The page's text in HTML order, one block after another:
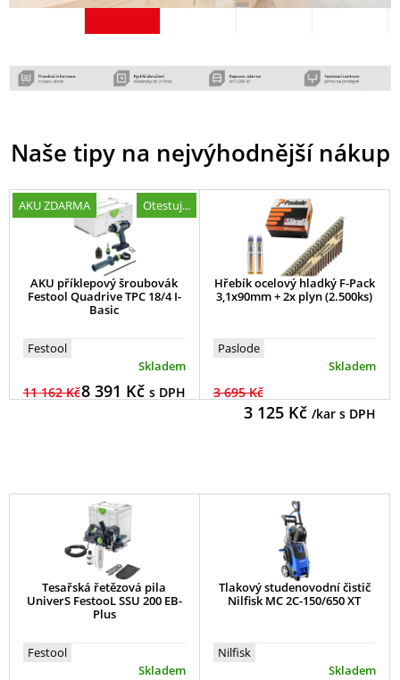
Naše tipy na nejvýhodnější nákup
AKU ZDARMA Otestuj...
AKU příklepový šroubovák
Festool Quadrive TPC 18/4 I-
Basic
Festool
Skladem
11 162 Kč8 391 Kč s DPH
Hřebík ocelový hladký F-Pack
3,1x90mm + 2x plyn (2.500ks)
Paslode
Skladem
3 695 Kč
3 125Kč /kar s DPH
Tesařská řetězová pila
UniverS FestooL SSU 200 EB-
Plus
Festool
Skladem
Tlakový studenovodní čistič
Nilfisk MC 2C-150/650 XT
Nilfisk
Skladem